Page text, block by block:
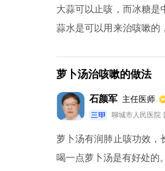
大蒜可以止咳，而冰糖是
蒜水是可以用来治咳嗽的
萝卜汤治咳嗽的做法
石颜军 主任医师
聊城市人民医院
萝卜汤有润肺止咳功效，
喝一点萝卜汤是有好处的